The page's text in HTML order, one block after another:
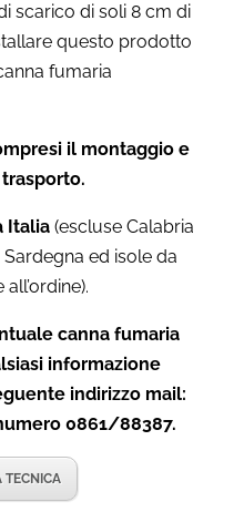
scarico di soli 8 cm di
questo prodotto
fumaria
il montaggio e
Italia (escluse Calabria
Sardegna ed isole da
canna fumaria
informazione
indirizzo mail:
0861/88387.
TECNICA